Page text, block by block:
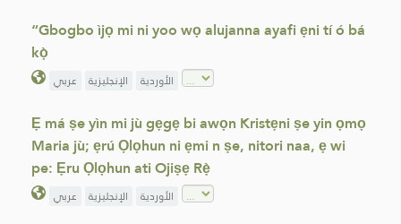
“Gbogbo ìjọ mi ni yoo wọ alujanna ayafi ẹni tí ó bá
kọ̀
عربي الإنجليزية الأوردية
Ẹ má ṣe yìn mi jù gẹgẹ bi awọn Kristẹni ṣe yin ọmọ
Maria jù; ẹrú Ọlọhun ni ẹmi n ṣe, nitori naa, ẹ wi
pe: Ẹru Ọlọhun ati Ojiṣẹ Rẹ̀
عربي الإنجليزية الأوردية